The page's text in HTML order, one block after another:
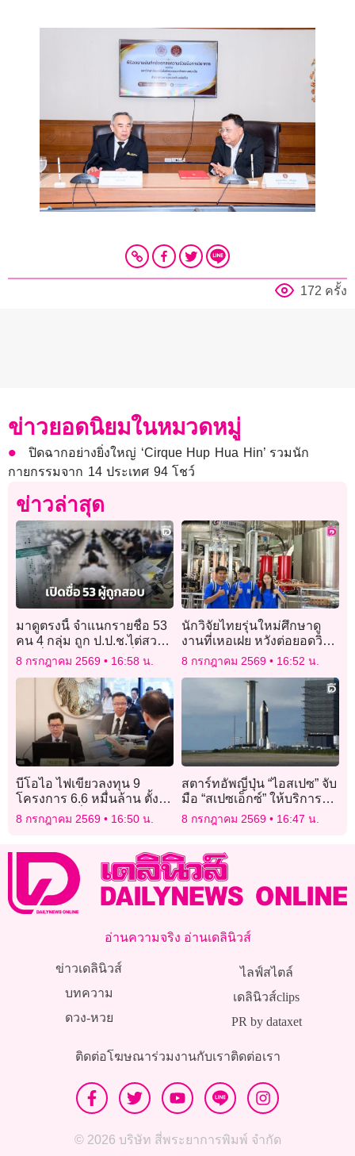
172 ครั้ง
ข่าวยอดนิยมในหมวดหมู่
ปิดฉากอย่างยิ่งใหญ่ ‘Cirque Hup Hua Hin’ รวมนัก
กายกรรมจาก 14 ประเทศ 94 โชว์
ข่าวล่าสุด
มาดูตรงนี้ จำแนกรายชื่อ 53
คน 4 กลุ่ม ถูก ป.ป.ช.ไต่สวน
คดีเอี่ยวโกงสอบท้องถิ่น
‘แมนรัตน์’ป.ป.ช.ถอนตัว
8 กรกฎาคม 2569 16:58 น.
นักวิจัยไทยรุ่นใหม่ศึกษาดู
งานที่เหอเฝย หวังต่อยอดวิจัย
พลังงานฟิวชันในไทย
8 กรกฎาคม 2569 16:52 น.
บีโอไอ ไฟเขียวลงทุน 9
โครงการ 6.6 หมื่นล้าน ตั้ง
คณะอนุฯกลั่นกรอง Data
Center
8 กรกฎาคม 2569 16:50 น.
สตาร์ทอัพญี่ปุ่น “ไอสเปซ” จับ
มือ “สเปซเอ็กซ์” ให้บริการ
ขนส่งสินค้าไปดวงจันทร์
8 กรกฎาคม 2569 16:47 น.
อ่านความจริง อ่านเดลินิวส์
ข่าวเดลินิวส์
บทความ
ดวง-หวย
ไลฟ์สไตล์
เดลินิวส์clips
PR by dataxet
ติดต่อโฆษณาร่วมงานกับเราติดต่อเรา
© 2026 บริษัท สี่พระยาการพิมพ์ จำกัด